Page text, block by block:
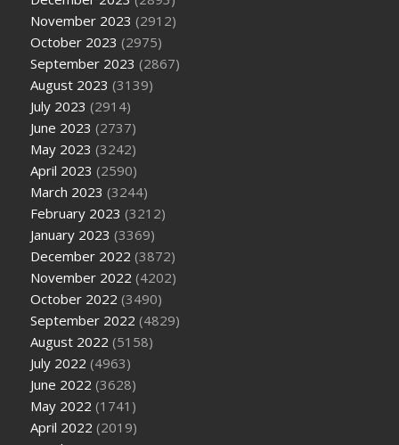
November 2023 (2912)
October 2023 (2975)
September 2023 (2867)
August 2023 (3139)
July 2023 (2914)
June 2023 (2737)
May 2023 (3242)
April 2023 (2590)
March 2023 (3244)
February 2023 (3212)
January 2023 (3369)
December 2022 (3872)
November 2022 (4202)
October 2022 (3490)
September 2022 (4829)
August 2022 (5158)
July 2022 (4963)
June 2022 (3628)
May 2022 (1741)
April 2022 (2019)